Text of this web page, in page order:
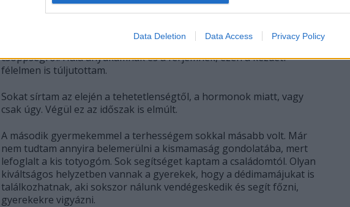
Data Deletion Data Access Privacy Policy
Aztán, amikor a kórházból hazamentünk, kicsit megijedtem, hogy
mostantól nekem kell gondoskodni egy magatehetetlen kis
csöppségről. Hála anyukámnak és a férjemnek, ezen a kezdeti
félelmen is túljutottam.
Sokat sírtam az elején a tehetetlenségtől, a hormonok miatt, vagy
csak úgy. Végül ez az időszak is elmúlt.
A második gyermekemmel a terhességem sokkal másabb volt. Már
nem tudtam annyira belemerülni a kismamaság gondolatába, mert
lefoglalt a kis totyogóm. Sok segítséget kaptam a családomtól. Olyan
kiváltságos helyzetben vannak a gyerekek, hogy a dédimamájukat is
találkozhatnak, aki sokszor nálunk vendégeskedik és segít főzni,
gyerekekre vigyázni.